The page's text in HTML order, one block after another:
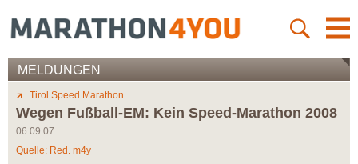
MELDUNGEN
Tirol Speed Marathon
Wegen Fußball-EM: Kein Speed-Marathon 2008
06.09.07
Quelle: Red. m4y